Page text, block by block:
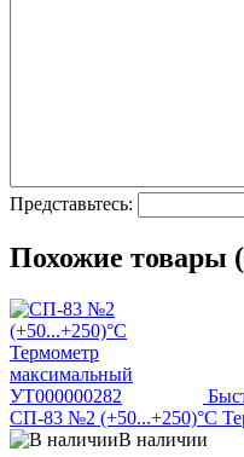
Представьтесь:
Похожие товары
СП-83 №2 (+50...+250)°С
В наличии